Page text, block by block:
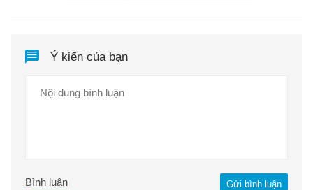
Ý kiến của bạn
Gửi bình luận
Bình luận